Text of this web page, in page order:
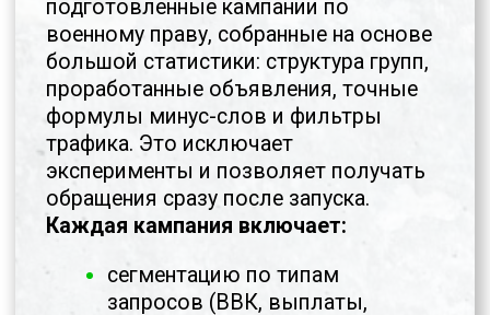
На встрече покажем
как устроена связка «посадочные
→ реклама → обращения»,
ХОТИТЕ УВИДЕТЬ, КАК
СИСТЕМА РАБОТАЕТ В
РЕАЛЬНОСТИ?